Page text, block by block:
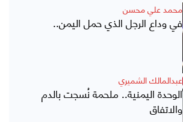
محمد علي محسن
في وداع الرجل الذي حمل اليمن..
عبدالمالك الشميري
الوحدة اليمنية.. ملحمة نُسجت بالدم
والاتفاق